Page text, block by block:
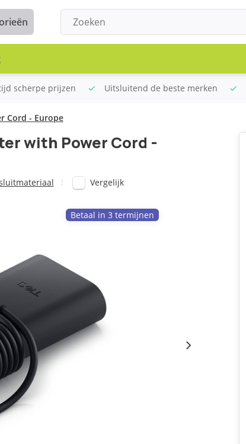
scherpe prijzen Uitsluitend de beste merken
Cord - Europe
with Power Cord -
Vergelijk
Betaal in 3 termijnen